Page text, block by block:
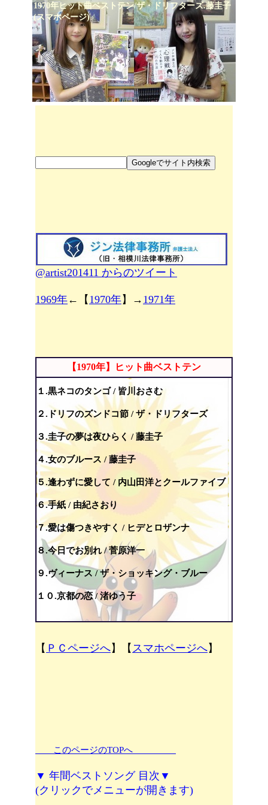
1970年ヒット曲ベストテン/ザ・ドリフターズ.藤圭子
(スマホページ)
@artist201411 からのツイート
1969年←【 1970年】→ 1971年
【1970年】ヒット曲ベストテン
１.黒ネコのタンゴ / 皆川おさむ
２.ドリフのズンドコ節 / ザ・ドリフターズ
３.圭子の夢は夜ひらく / 藤圭子
４.女のブルース / 藤圭子
５.逢わずに愛して / 内山田洋とクールファイブ
６.手紙 / 由紀さおり
７.愛は傷つきやすく / ヒデとロザンナ
８.今日でお別れ / 菅原洋一
９.ヴィーナス / ザ・ショッキング・ブルー
１０.京都の恋 / 渚ゆう子
【 ＰＣページへ】【 スマホページへ】
このページのTOPへ
▼ 年間ベストソング 目次▼
(クリックでメニューが開きます)